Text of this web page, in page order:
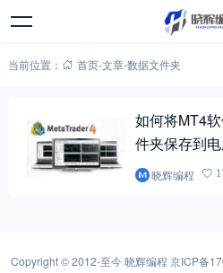
当前位置： 首页-文章-数据文件夹
如何将MT4
件夹保存到
晓辉编程
Copyright © 2012-至今晓辉编程 京ICP备